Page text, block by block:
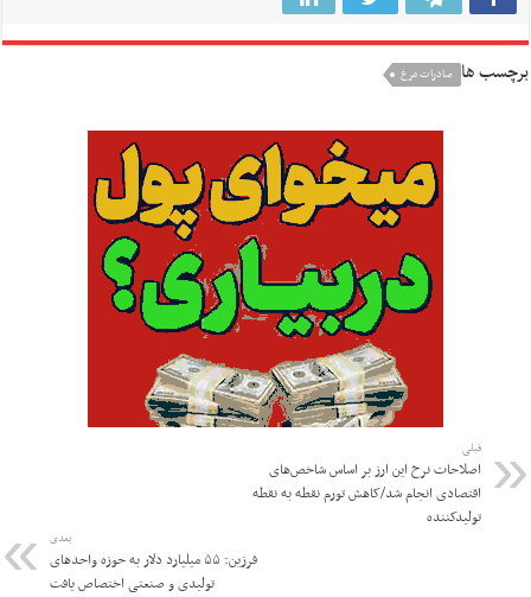
برچسب ها صادرات مرغ
قبلی
اصلاحات نرخ این ارز بر اساس شاخص‌های
اقتصادی انجام شد/کاهش تورم نقطه به نقطه
تولیدکننده
بعدی
فرزین: ۵۵ میلیارد دلار به حوزه واحدهای
تولیدی و صنعتی اختصاص یافت